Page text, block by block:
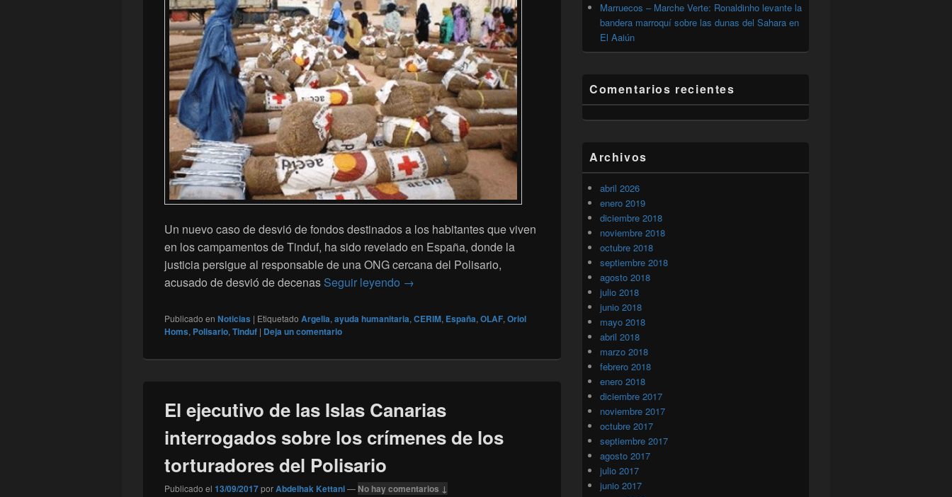
Un nuevo caso de desvió de fondos destinados a los habitantes que viven
en los campamentos de Tinduf, ha sido revelado en España, donde la
justicia persigue al responsable de una ONG cercana del Polisario,
acusado de desvió de decenas Seguir leyendo España : Un Pro-Polisario se enfrenta a 4 años de prisión por malversación de fondos destinados a los
→
Publicado en Noticias | Etiquetado Argelia, ayuda humanitaria, CERIM, España, OLAF, Oriol
Homs, Polisario, Tinduf | Deja un comentario
El ejecutivo de las Islas Canarias
interrogados sobre los crímenes de los
torturadores del Polisario
Publicado el 13/09/2017porAbdelhak Kettani— No hay comentarios ↓
Marruecos – Marche Verte: Ronaldinho levante la
bandera marroquí sobre las dunas del Sahara en
El Aaiún
Comentarios recientes
Archivos
abril 2026
enero 2019
diciembre 2018
noviembre 2018
octubre 2018
septiembre 2018
agosto 2018
julio 2018
junio 2018
mayo 2018
abril 2018
marzo 2018
febrero 2018
enero 2018
diciembre 2017
noviembre 2017
octubre 2017
septiembre 2017
agosto 2017
julio 2017
junio 2017